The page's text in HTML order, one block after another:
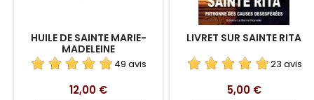
HUILE DE SAINTE MARIE-
MADELEINE
49 avis
Prix
12,00 €
LIVRET SUR SAINTE RITA
23 avis
Prix
5,00 €